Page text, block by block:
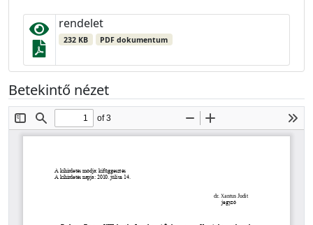
rendelet
232 KB PDF dokumentum
Betekintő nézet